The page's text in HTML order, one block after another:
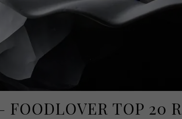
FOODLOVER TOP 20